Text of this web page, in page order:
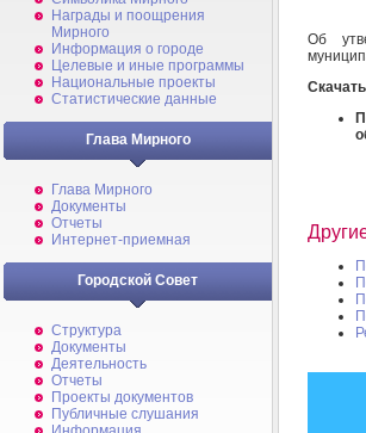
Награды и поощрения
Мирного
Информация о городе
Целевые и иные программы
Национальные проекты
Статистические данные
Глава Мирного
Глава Мирного
Документы
Отчеты
Интернет-приемная
Городской Совет
Структура
Документы
Деятельность
Отчеты
Проекты документов
Публичные слушания
Об